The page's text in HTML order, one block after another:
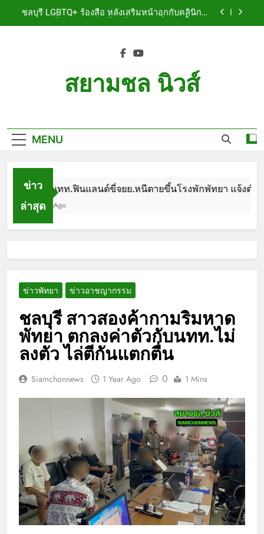
ชลบุรี LGBTQ+ ร้องสื่อ หลังเสริมหน้าอกกับคลินิกชื่อ
ก่อนพบเป็นศพเปลือยยัดกระเป๋า ทิ้งริมทางรถไฟ รวบ
คาสนามบินขณะเตรียมบินกลับประเทศ
ล้าน ปรับ ห้องประชุม–ห้องผู้บริหาร
ชลบุรี นทท.ฟินแลนด์ขี่จยย.หนีตายขึ้นโรงพักพัทยา
รับผิดชอบ พร้อมเตือนอย่าหลงเชื่อรีวิวราคาถูก
ชลบุรี หนุ่มใหญ่ออสซี่พาสาวไทยวัย 17 เข้าคอนโด
ชลบุรี ฉลุยก่อนหมดวาระ! สภาเมืองพัทยา ผ่านงบ 5.7
สยามชล นิวส์
MENU
ข่าว
ล่าสุด
ชลบุรี นทท.ฟินแลนด์ขี่จยย.หนีตายขึ้นโรงพักพัทยา แจ้งตำร
1 Month Ago
ข่าวพัทยา ข่าวอาชญากรรม
ชลบุรี สาวสองค้ากามริมหาด
พัทยา ตกลงค่าตัวกับนทท.ไม่
ลงตัว ไล่ตีกันแตกตื่น
Siamchonnews 1 Year Ago 0 1 Mins